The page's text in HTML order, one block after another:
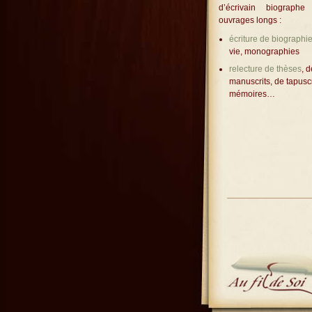
d’écrivain
ouvrages longs :
écriture de
vie, monographies
relecture de thèses,
manuscrits, de
mémoires…